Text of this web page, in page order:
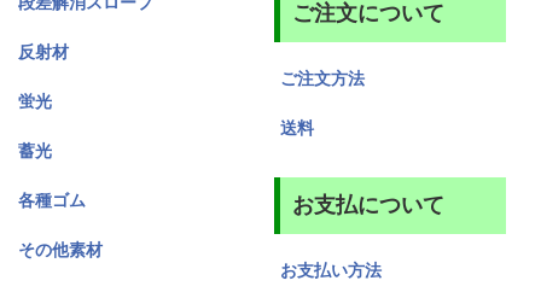
反射材
蛍光
蓄光
各種ゴム
その他素材
ご注文について
ご注文方法
送料
お支払について
お支払い方法